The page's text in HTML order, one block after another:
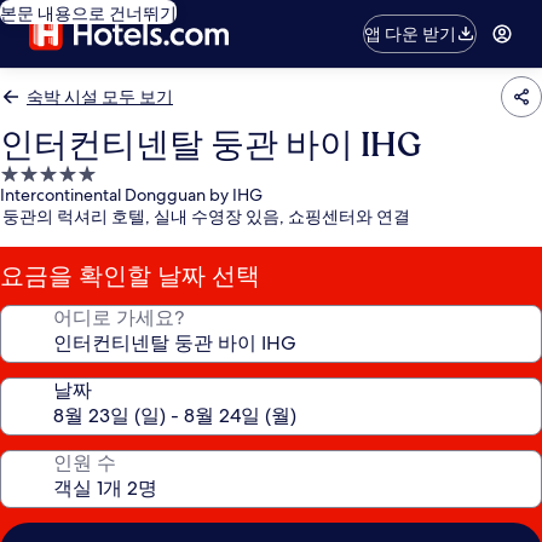
본문 내용으로 건너뛰기
앱 다운 받기
숙박 시설 모두 보기
인터컨티넨탈 둥관 바이 IHG
5.0
성
급
숙
박
시
Intercontinental Dongguan by IHG
둥관의 럭셔리 호텔, 실내 수영장 있음, 쇼핑센터와 연결
요금을 확인할 날짜 선택
어디로 가세요?
날짜
인원 수